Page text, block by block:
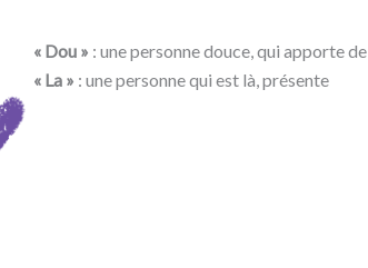
« Dou » : une personne douce, qui apporte
« La » : une personne qui est là, présente